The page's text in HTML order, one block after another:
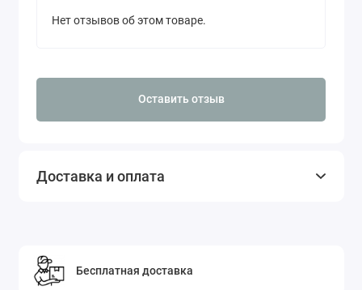
Нет отзывов об этом товаре.
Оставить отзыв
Доставка и оплата
Бесплатная доставка